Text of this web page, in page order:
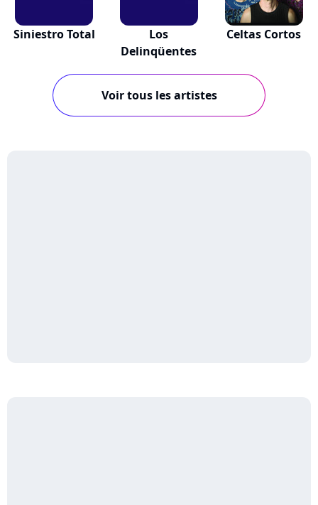
Siniestro Total
Los
Delinqüentes
Celtas Cortos
Voir tous les artistes